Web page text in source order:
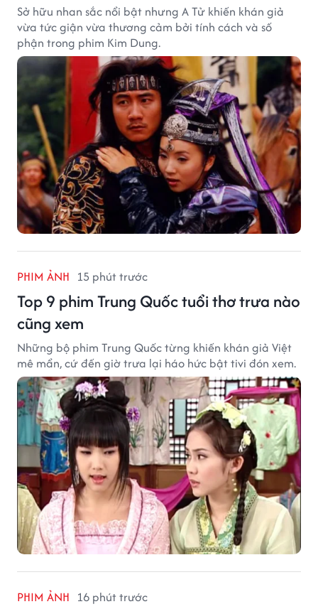
Sở hữu nhan sắc nổi bật nhưng A Tử khiến khán giả
vừa tức giận vừa thương cảm bởi tính cách và số
phận trong phim Kim Dung.
PHIM ẢNH 15 phút trước
Top 9 phim Trung Quốc tuổi thơ trưa nào
cũng xem
Những bộ phim Trung Quốc từng khiến khán giả Việt
mê mẩn, cứ đến giờ trưa lại háo hức bật tivi đón xem.
PHIM ẢNH 16 phút trước